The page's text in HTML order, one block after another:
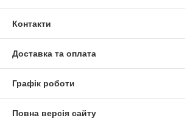
Контакти
Доставка та оплата
Графік роботи
Повна версія сайту